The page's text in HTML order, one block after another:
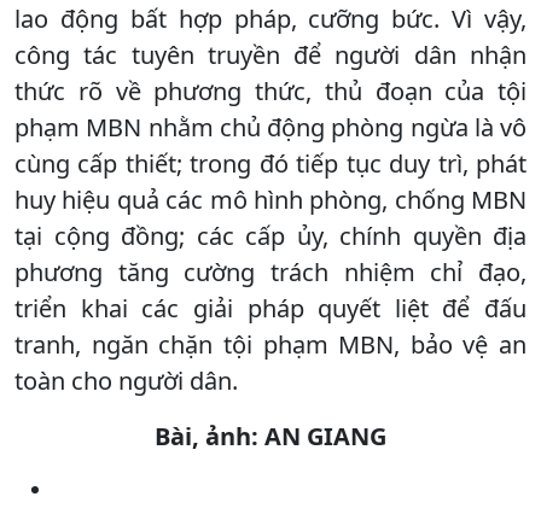
lao động bất hợp pháp, cưỡng bức. Vì vậy,
công tác tuyên truyền để người dân nhận
thức rõ về phương thức, thủ đoạn của tội
phạm MBN nhằm chủ động phòng ngừa là vô
cùng cấp thiết; trong đó tiếp tục duy trì, phát
huy hiệu quả các mô hình phòng, chống MBN
tại cộng đồng; các cấp ủy, chính quyền địa
phương tăng cường trách nhiệm chỉ đạo,
triển khai các giải pháp quyết liệt để đấu
tranh, ngăn chặn tội phạm MBN, bảo vệ an
toàn cho người dân.
Bài, ảnh: AN GIANG